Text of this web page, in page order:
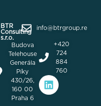
info@btrgroup.re
+420
724
884
760
BTR
Consulting
s.r.o.
Budova
Telehouse
Generála
Píky
430/26,
160 00
Praha 6